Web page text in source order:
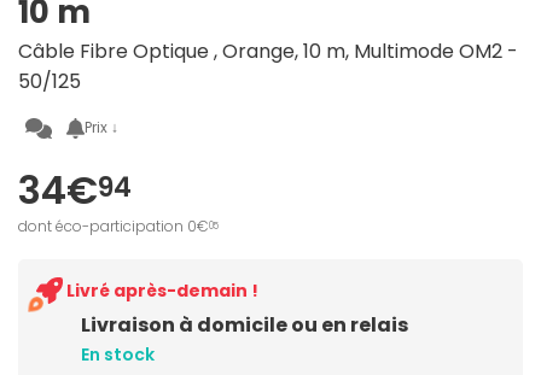
10 m
Câble Fibre Optique , Orange, 10 m, Multimode OM2 -
50/125
Prix ↓
34€94
dont éco-participation 0€05
Livraison à domicile ou en relais
En stock
Livré après-demain !